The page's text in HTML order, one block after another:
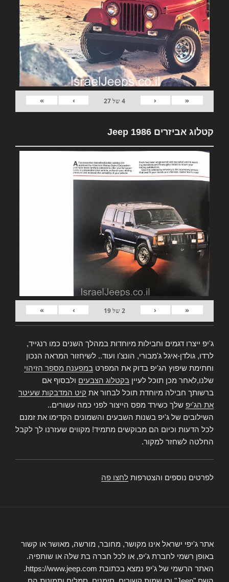
«
‹
4של27
›
»
קטלוג אביזרים Jeep 1986
«
‹
2של19
›
»
ג'יפ ייצרו דגמים וחבילות מיוחדות במהלך השנים כמו רנגייד,
לרדו, גולדן-איגל ג'מבורי, הונצ'ו ועוד.. לשיחזור המראה הנכון
וחתימת שיפוץ הג'יפ בדוק את המפרט במפענח מספר הזיהוי
שלנו,לאחר מכן תוכל לעיין בקטלוג הצבעים ולבסוף אם
ברשותך חבילה מיוחדת תוכל לבחור את קיט המדבקות שעיטר
את הג'יפ שלך כשירד מפס הייצור לפני כמה עשורים..
השילובים של ג'יפ בשנות השבעים והשמונים הקדימו את זמנם
לכל הדעות וכיום הם מבוקשים מתמיד! מקווים שעזרנו לך לקבל
החלטה לשחזר למקור.
לפרטים נוספים והצטרפות לחצו פה
אתר ג'יפי ישראל אינו מקושר, מחובר, מורשה, מאושר או קשור
באופן רשמי לחברת ג'יפ, או לכל חברה בת שלה או שותפיה.
האתר הרשמי של ג'יפ נמצא בכתובת https://www.jeep.com.